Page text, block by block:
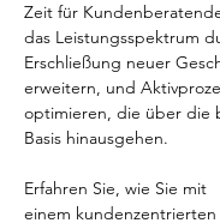
Zeit für
das Leistungsspektrum
Erschließung neuer
erweitern, und
optimieren, die über die
Basis hinausgehen.
Erfahren Sie, wie Sie mit
einem kundenzentrierten